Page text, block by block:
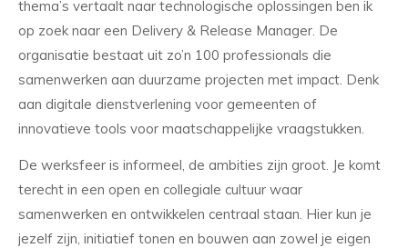
thema’s vertaalt naar technologische oplossingen ben ik
op zoek naar een Delivery & Release Manager. De
organisatie bestaat uit zo’n 100 professionals die
samenwerken aan duurzame projecten met impact. Denk
aan digitale dienstverlening voor gemeenten of
innovatieve tools voor maatschappelijke vraagstukken.
De werksfeer is informeel, de ambities zijn groot. Je komt
terecht in een open en collegiale cultuur waar
samenwerken en ontwikkelen centraal staan. Hier kun je
jezelf zijn, initiatief tonen en bouwen aan zowel je eigen